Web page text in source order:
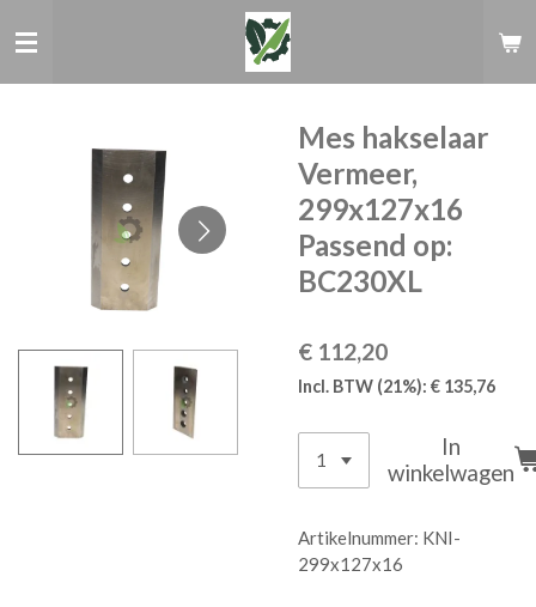
direct
Mes hakselaar
Vermeer,
299x127x16
Passend op:
BC230XL
€ 112,20
Incl. BTW (21%): € 135,76
In
winkelwagen
Artikelnummer: KNI-
299x127x16